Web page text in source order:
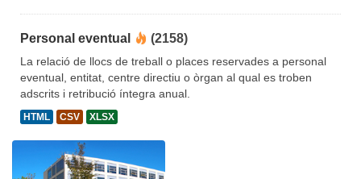
Personal eventual (2158)
La relació de llocs de treball o places reservades a personal
eventual, entitat, centre directiu o òrgan al qual es troben
adscrits i retribució íntegra anual.
HTML CSV XLSX